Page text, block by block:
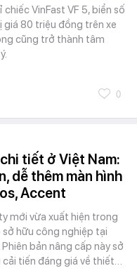
chiếc VinFast VF 5, biển số
giá 80 triệu đồng trên xe
cũng trở thành tâm
0
tiết ở Việt Nam:
dễ thêm màn hình
Accent
mới vừa xuất hiện trong
hữu công nghiệp tại
bản nâng cấp này sở
cải tiến đáng giá về thiết…